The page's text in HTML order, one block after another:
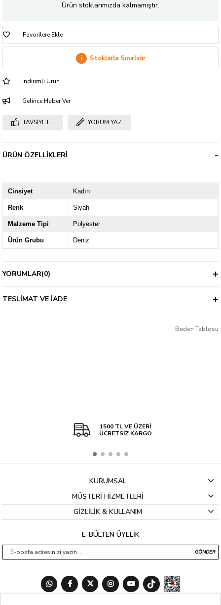
Ürün stoklarımızda kalmamıştır.
Favorilere Ekle
i Stoklarla Sınırlıdır
İndirimli Ürün
Gelince Haber Ver
TAVSIYE ET YORUM YAZ
ÜRÜN ÖZELLIKLERI
Cinsiyet Kadın
Renk Siyah
Malzeme Tipi Polyester
Ürün Grubu Deniz
YORUMLAR(0)
TESLIMAT VE İADE
Beden Tablosu
1500 TL VE ÜZERİ
ÜCRETSİZ KARGO
KURUMSAL
MÜŞTERİ HİZMETLERİ
GİZLİLİK & KULLANIM
E-BÜLTEN ÜYELİK
GÖNDER